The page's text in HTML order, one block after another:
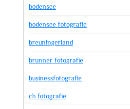
bodensee
bodensee fotografie
breuningerland
brunner fotografie
businessfotografie
ch fotografie